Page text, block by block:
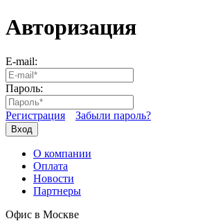
Авторизация
E-mail:
Пароль:
Регистрация Забыли пароль?
Вход
О компании
Оплата
Новости
Партнеры
Офис в Москве